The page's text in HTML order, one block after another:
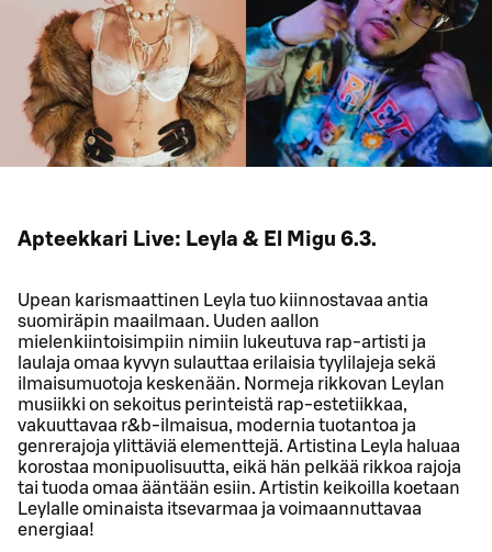
Apteekkari Live: Leyla & El Migu 6.3.
Upean karismaattinen Leyla tuo kiinnostavaa antia
suomiräpin maailmaan. Uuden aallon
mielenkiintoisimpiin nimiin lukeutuva rap-artisti ja
laulaja omaa kyvyn sulauttaa erilaisia tyylilajeja sekä
ilmaisumuotoja keskenään. Normeja rikkovan Leylan
musiikki on sekoitus perinteistä rap-estetiikkaa,
vakuuttavaa r&b-ilmaisua, modernia tuotantoa ja
genrerajoja ylittäviä elementtejä. Artistina Leyla haluaa
korostaa monipuolisuutta, eikä hän pelkää rikkoa rajoja
tai tuoda omaa ääntään esiin. Artistin keikoilla koetaan
Leylalle ominaista itsevarmaa ja voimaannuttavaa
energiaa!